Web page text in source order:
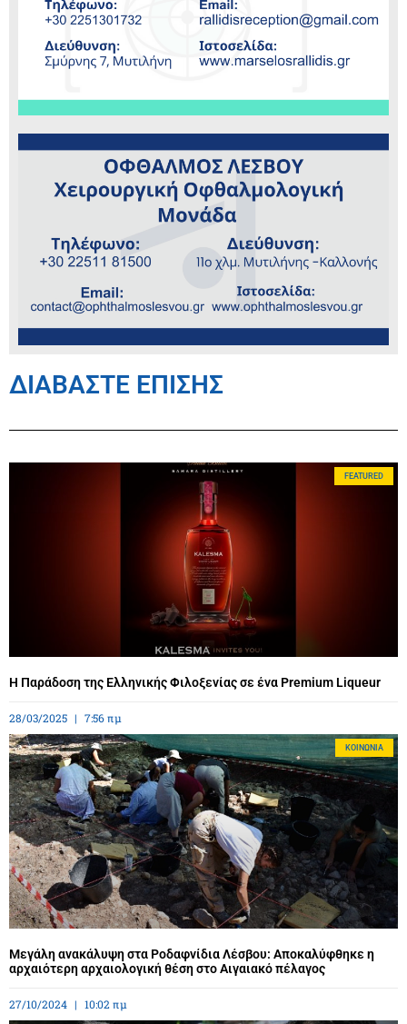
ΔΙΑΒΑΣΤΕ ΕΠΙΣΗΣ
FEATURED
Η Παράδοση της Ελληνικής Φιλοξενίας σε ένα Premium Liqueur
28/03/2025 7:56 πμ
ΚΟΙΝΩΝΊΑ
Μεγάλη ανακάλυψη στα Ροδαφνίδια Λέσβου: Αποκαλύφθηκε η
αρχαιότερη αρχαιολογική θέση στο Αιγαιακό πέλαγος
27/10/2024 10:02 πμ